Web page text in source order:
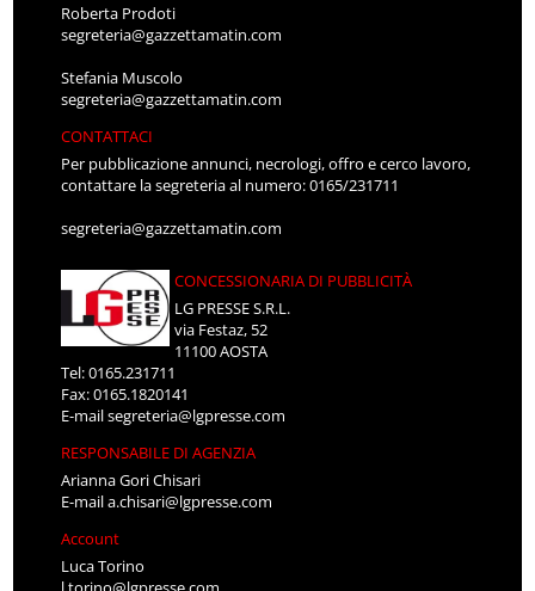
Roberta Prodoti
segreteria@gazzettamatin.com
Stefania Muscolo
segreteria@gazzettamatin.com
CONTATTACI
Per pubblicazione annunci, necrologi, offro e cerco lavoro,
contattare la segreteria al numero: 0165/231711
segreteria@gazzettamatin.com
CONCESSIONARIA DI PUBBLICITÀ
LG PRESSE S.R.L.
via Festaz, 52
11100 AOSTA
Tel: 0165.231711
Fax: 0165.1820141
E-mailsegreteria@lgpresse.com
RESPONSABILE DI AGENZIA
Arianna Gori Chisari
E-maila.chisari@lgpresse.com
Account
Luca Torino